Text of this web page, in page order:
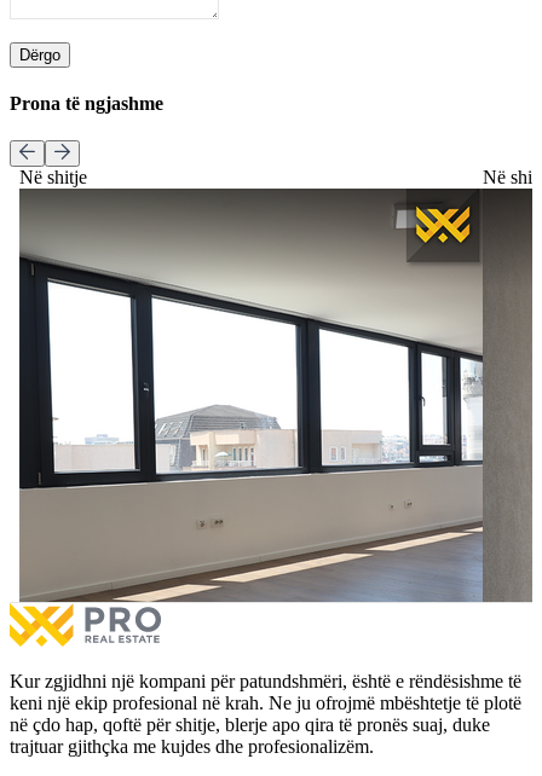
Dërgo
Prona të ngjashme
Në shitje
Banesë / Penthouse - Zyrë 120m² për #SHITJE te 4
Llullat.
Banesë / Penthouse - Zyrë 120m² për #SHITJE te 4
2 hapësira
1 banjo Më shumë
Në
Kur zgjidhni një kompani për patundshmëri, është e rëndësishme të
keni një ekip profesional në krah. Ne ju ofrojmë mbështetje të plotë
në çdo hap, qoftë për shitje, blerje apo qira të pronës suaj, duke
trajtuar gjithçka me kujdes dhe profesionalizëm.